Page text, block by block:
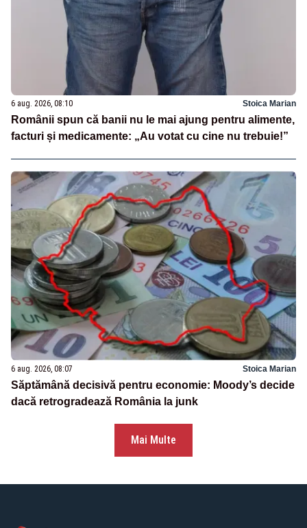
6 aug. 2026, 08:10 Stoica Marian
Românii spun că banii nu le mai ajung pentru alimente,
facturi și medicamente: „Au votat cu cine nu trebuie!”
6 aug. 2026, 08:07 Stoica Marian
Săptămână decisivă pentru economie: Moody’s decide
dacă retrogradează România la junk
Mai Multe